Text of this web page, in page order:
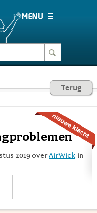
Terug
2019 overAirWick in